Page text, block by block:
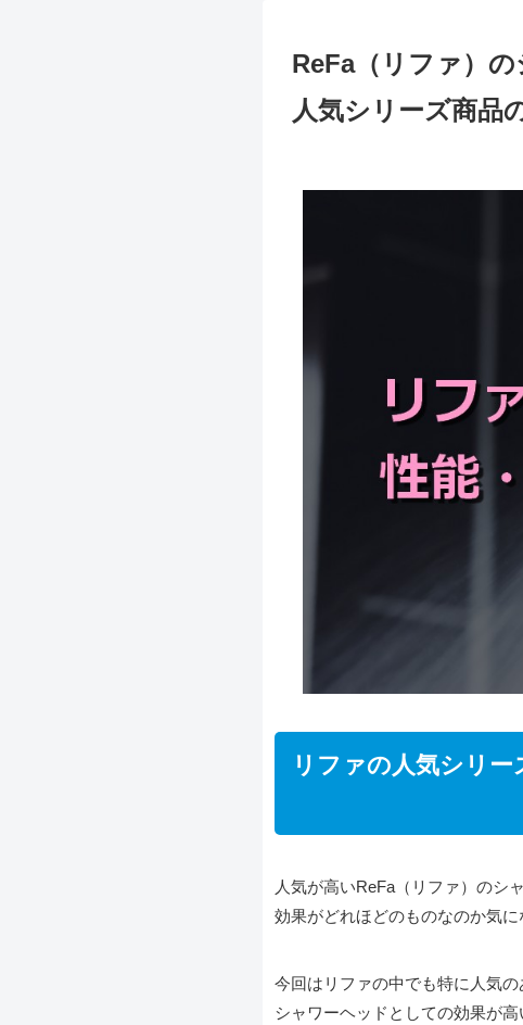
ReFa（リファ）
人気シリーズ商品
リファの人気シリ
人気が高いReFa（リファ）のシ
効果がどれほどのものなのか気に
今回はリファの中でも特に人気
シャワーヘッドとしての効果が高